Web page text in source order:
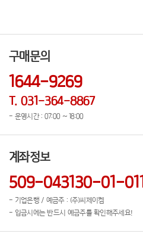
구매문의
1644-9269
T. 031-364-8867
- 운영시간 : 07:00 ~ 18:00
계좌정보
509-043130-01-011
- 기업은행 / 예금주 : (주)씨제이켐
- 입금시에는 반드시 예금주를 확인해주세요!